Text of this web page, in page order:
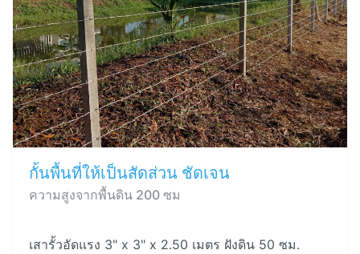
กั้นพื้นที่ให้เป็นสัดส่วน ชัดเจน
ความสูงจากพื้นดิน 200 ซม
เสารั้วอัดแรง 3" x 3" x 2.50 เมตร ฝังดิน 50 ซม.